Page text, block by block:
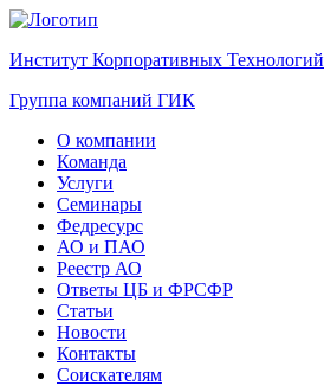
Институт Корпоративных Технологий
Группа компаний ГИК
О компании
Команда
Услуги
Семинары
Федресурс
АО и ПАО
Реестр АО
Ответы ЦБ и ФРСФР
Статьи
Новости
Контакты
Соискателям